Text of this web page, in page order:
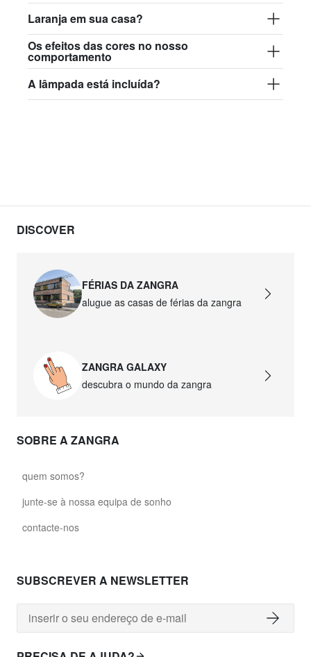
Laranja em sua casa?
Os efeitos das cores no nosso
comportamento
A lâmpada está incluída?
DISCOVER
FÉRIAS DA ZANGRA
alugue as casas de férias da zangra
ZANGRA GALAXY
descubra o mundo da zangra
SOBRE A ZANGRA
quem somos?
junte-se à nossa equipa de sonho
contacte-nos
SUBSCREVER A NEWSLETTER